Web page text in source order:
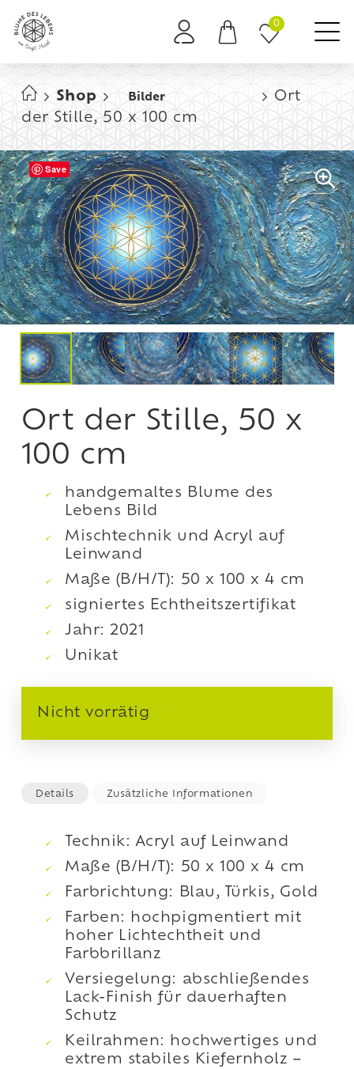
0
Shop Bilder
Ort
der Stille, 50 x 100 cm
Save
Ort der Stille, 50 x
100 cm
handgemaltes Blume des
Lebens Bild
Mischtechnik und Acryl auf
Leinwand
Maße (B/H/T): 50 x 100 x 4 cm
signiertes Echtheitszertifikat
Jahr: 2021
Unikat
Nicht vorrätig
Details Zusätzliche Informationen
Technik: Acryl auf Leinwand
Maße (B/H/T): 50 x 100 x 4 cm
Farbrichtung: Blau, Türkis, Gold
Farben: hochpigmentiert mit
hoher Lichtechtheit und
Farbbrillanz
Versiegelung: abschließendes
Lack-Finish für dauerhaften
Schutz
Keilrahmen: hochwertiges und
extrem stabiles Kiefernholz –